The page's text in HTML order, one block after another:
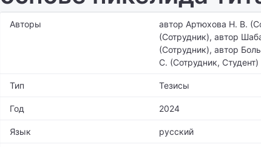
Авторы
автор Артюхова Н. В.
(Сотрудник), автор
(Сотрудник), автор
С. (Сотрудник, Студент)
Тип Тезисы
Год 2024
Язык русский